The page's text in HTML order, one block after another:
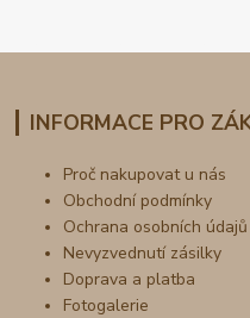
INFORMACE PRO
Proč nakupovat u nás
Obchodní podmínky
Ochrana osobních údajů
Nevyzvednutí zásilky
Doprava a platba
Fotogalerie